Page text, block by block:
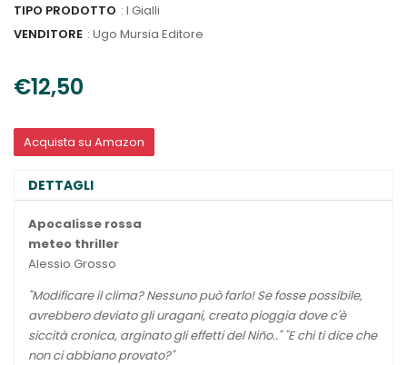
TIPO PRODOTTO : I Gialli
VENDITORE : Ugo Mursia Editore
€12,50
Acquista su Amazon
DETTAGLI
Apocalisse rossa
meteo thriller
Alessio Grosso
"Modificare il clima? Nessuno può farlo! Se fosse possibile,
avrebbero deviato gli uragani, creato pioggia dove c'è
siccità cronica, arginato gli effetti del Niño.." "E chi ti dice che
non ci abbiano provato?"